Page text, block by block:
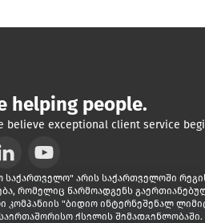
helping people.
believe exceptional client service
new window/tab
in a new window/tab
Opens in a new window/tab
საქართველო" არის საქართველოში
რომელიც წარმოადგენს
კომპანიის "ბიდიო ინტერნეშენალ
ქსელის